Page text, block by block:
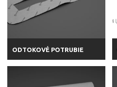
ODTOKOVÉ POTRUBIE